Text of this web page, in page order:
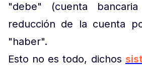
"debe" (cuenta
reducción de la cuenta
"haber".
Esto no es todo, dichos